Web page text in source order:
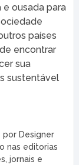
ousada para
países
encontrar
sua
sustentável
por Designer
nas editorias
jornais e